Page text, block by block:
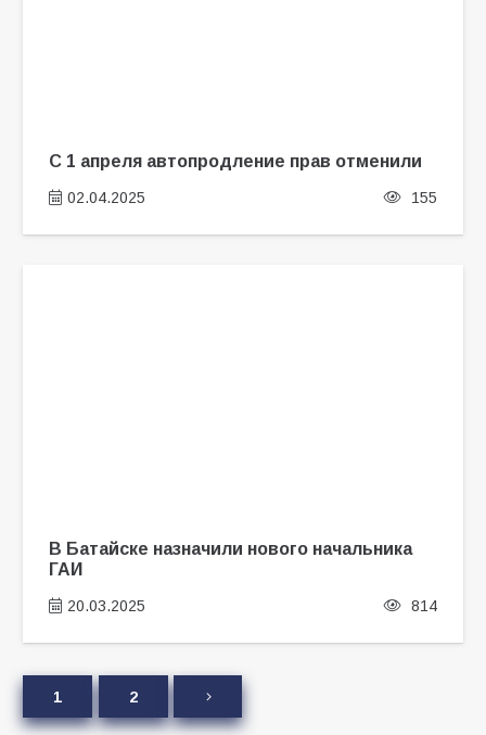
С 1 апреля автопродление прав отменили
02.04.2025 155
В Батайске назначили нового начальника
ГАИ
20.03.2025 814
1 2